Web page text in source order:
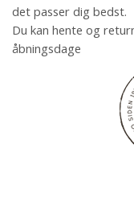
det passer dig bedst.
Du kan hente og
åbningsdage